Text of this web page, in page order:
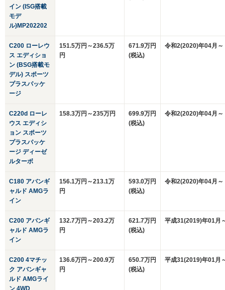
イン (ISG搭載
モデ
ル)MP202202
C200 ローレウ
ス エディショ
ン (BSG搭載モ
デル) スポーツ
プラスパッケ
ージ
151.5万円～236.5万
円
671.9万円
(税込)
令和2(2020)年04月～
C220d ローレ
ウス エディシ
ョン スポーツ
プラスパッケ
ージ ディーゼ
ルターボ
158.3万円～235万円
699.9万円
(税込)
令和2(2020)年04月～
C180 アバンギ
ャルド AMGラ
イン
156.1万円～213.1万
円
593.0万円
(税込)
令和2(2020)年04月～
C200 アバンギ
ャルド AMGラ
イン
132.7万円～203.2万
円
621.7万円
(税込)
平成31(2019)年01月
C200 4マチッ
ク アバンギャ
ルド AMGライ
ン 4WD
136.6万円～200.9万
円
650.7万円
(税込)
平成31(2019)年01月